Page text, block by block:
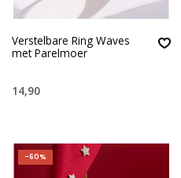
Verstelbare Ring Waves
met Parelmoer
14,90
-60%